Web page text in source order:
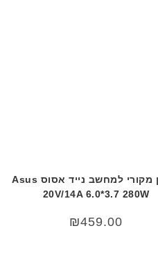
מטען מקורי למחשב נייד אסוס Asus
20V/14A 6.0*3.7 280W
₪459.00